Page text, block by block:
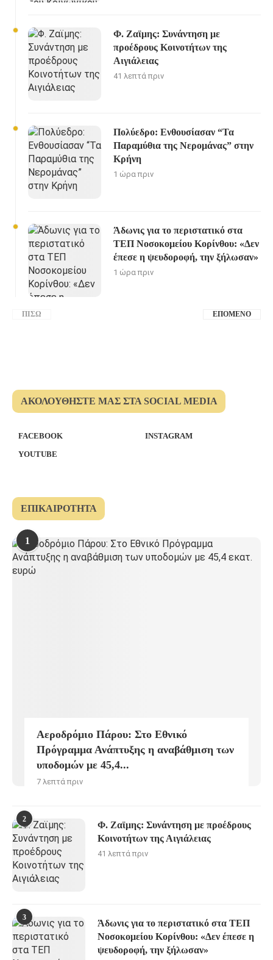
Φ. Ζαϊμης: Συνάντηση με
προέδρους Κοινοτήτων της
Αιγιάλειας
41 λεπτά πριν
Πολύεδρο: Ενθουσίασαν “Τα
Παραμύθια της Νερομάνας” στην
Κρήνη
1 ώρα πριν
Άδωνις για το περιστατικό στα
ΤΕΠ Νοσοκομείου Κορίνθου: «Δεν
έπεσε η ψευδοροφή, την ξήλωσαν»
1 ώρα πριν
ΠΊΣΩ ΕΠΌΜΕΝΟ
ΑΚΟΛΟΥΘΉΣΤΕ ΜΑΣ ΣΤΑ SOCIAL MEDIA
FACEBOOK
INSTAGRAM
YOUTUBE
ΕΠΙΚΑΙΡΌΤΗΤΑ
1
Αεροδρόμιο Πάρου: Στο Εθνικό
Πρόγραμμα Ανάπτυξης η αναβάθμιση των
υποδομών με 45,4...
7 λεπτά πριν
2
Φ. Ζαϊμης: Συνάντηση με προέδρους
Κοινοτήτων της Αιγιάλειας
41 λεπτά πριν
3
Άδωνις για το περιστατικό στα ΤΕΠ
Νοσοκομείου Κορίνθου: «Δεν έπεσε η
ψευδοροφή, την ξήλωσαν»